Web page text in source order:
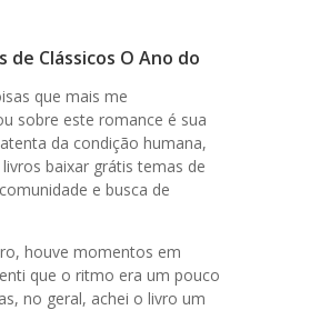
de Clássicos O Ano do
que mais me
sobre este romance é sua
da condição humana,
baixar grátis temas de
e busca de
houve momentos em
que o ritmo era um pouco
no geral, achei o livro um